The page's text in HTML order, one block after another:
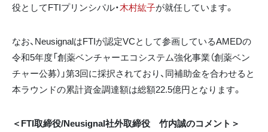
役としてFTIプリンシパル・木村紘子が就任しています。
なお、NeusignalはFTIが認定VCとして参画しているAMEDの
令和5年度「創薬ベンチャーエコシステム強化事業（創薬ベン
チャー公募）」第3回に採択されており、同補助金を合わせると
本ラウンドの累計資金調達額は総額22.5億円となります。
＜FTI取締役/Neusignal社外取締役 竹内誠のコメント＞